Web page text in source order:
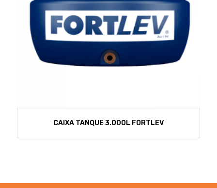
CAIXA TANQUE 3.000L FORTLEV